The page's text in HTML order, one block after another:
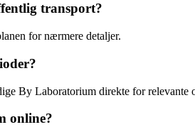
transport?
for nærmere detaljer.
By Laboratorium direkte for relevante
online?